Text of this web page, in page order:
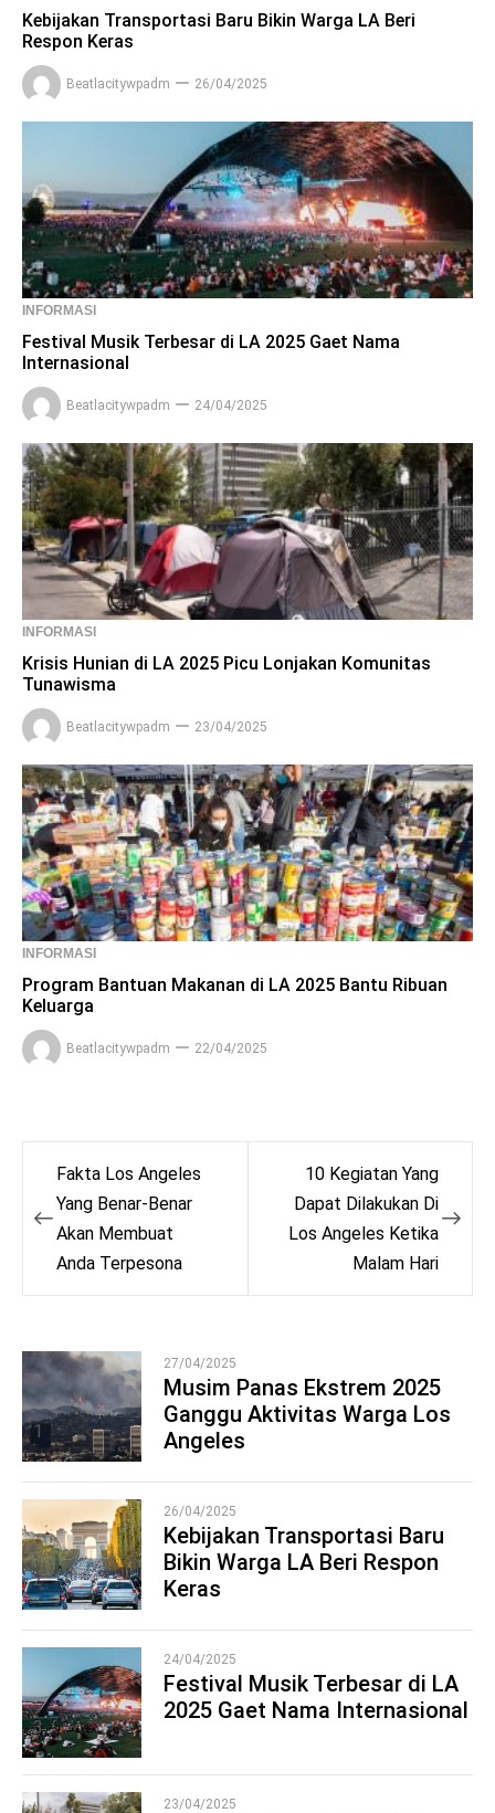
Kebijakan Transportasi Baru Bikin Warga LA Beri
Respon Keras
Beatlacitywpadm 26/04/2025
INFORMASI
Festival Musik Terbesar di LA 2025 Gaet Nama
Internasional
Beatlacitywpadm 24/04/2025
INFORMASI
Krisis Hunian di LA 2025 Picu Lonjakan Komunitas
Tunawisma
Beatlacitywpadm 23/04/2025
INFORMASI
Program Bantuan Makanan di LA 2025 Bantu Ribuan
Keluarga
Beatlacitywpadm 22/04/2025
Post
navigation
Fakta Los Angeles
Yang Benar-Benar
Akan Membuat
Anda Terpesona
10 Kegiatan Yang
Dapat Dilakukan Di
Los Angeles Ketika
Malam Hari
1
27/04/2025
Musim Panas Ekstrem 2025
Ganggu Aktivitas Warga Los
Angeles
2
26/04/2025
Kebijakan Transportasi Baru
Bikin Warga LA Beri Respon
Keras
3
24/04/2025
Festival Musik Terbesar di LA
2025 Gaet Nama Internasional
23/04/2025